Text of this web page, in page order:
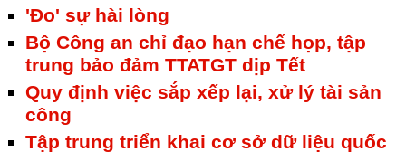
'Đo' sự hài lòng
Bộ Công an chỉ đạo hạn chế họp, tập
trung bảo đảm TTATGT dịp Tết
Quy định việc sắp xếp lại, xử lý tài sản
công
Tập trung triển khai cơ sở dữ liệu quốc